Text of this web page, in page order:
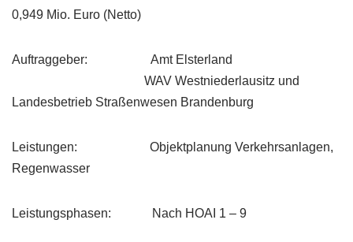
0,949 Mio. Euro (Netto)
Auftraggeber: Amt Elsterland
WAV Westniederlausitz und
Landesbetrieb Straßenwesen Brandenburg
Leistungen: Objektplanung Verkehrsanlagen,
Regenwasser
Leistungsphasen: Nach HOAI 1 – 9